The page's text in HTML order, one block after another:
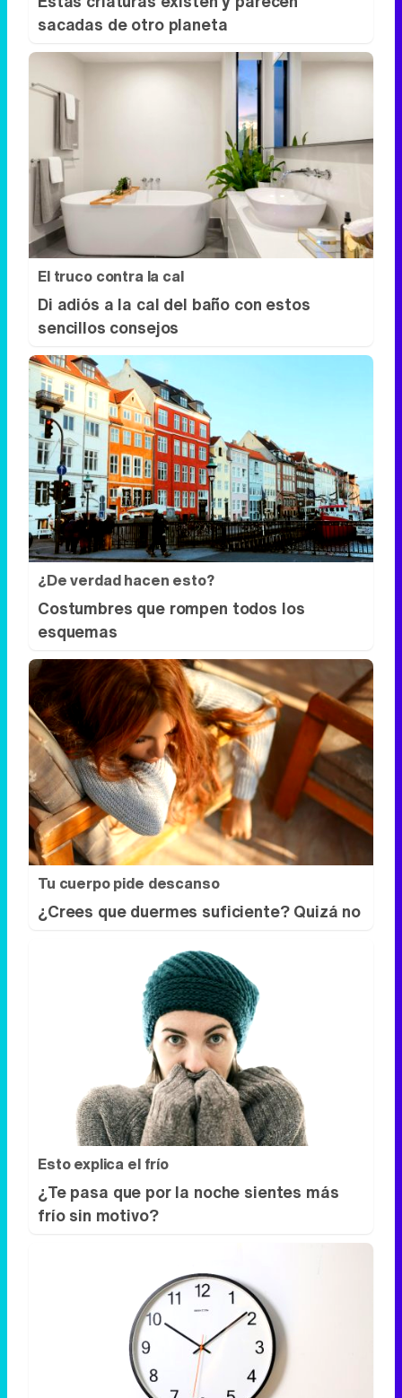
sacadas de otro planeta
El truco contra la cal
Di adiós a la cal del baño con estos
sencillos consejos
¿De verdad hacen esto?
Costumbres que rompen todos los
esquemas
Tu cuerpo pide descanso
¿Crees que duermes suficiente? Quizá no
Esto explica el frío
¿Te pasa que por la noche sientes más
frío sin motivo?